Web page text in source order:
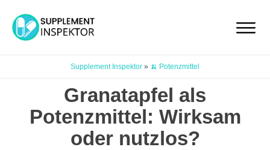
Supplement Inspektor » 🍌 Potenzmittel
Granatapfel als
Potenzmittel: Wirksam
oder nutzlos?